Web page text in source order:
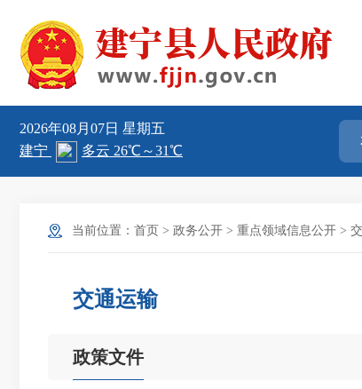
2026年08月07日 星期五
当前位置： 首页 > 政务公开 > 重点领域信息公开 >
交通运输
政策文件